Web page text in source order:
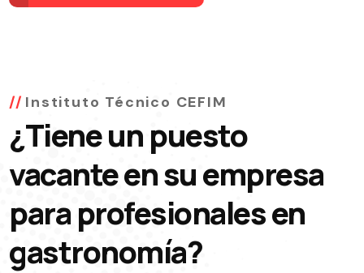
Instituto Técnico CEFIM
¿Tiene un puesto
vacante en su empresa
para profesionales en
gastronomía?